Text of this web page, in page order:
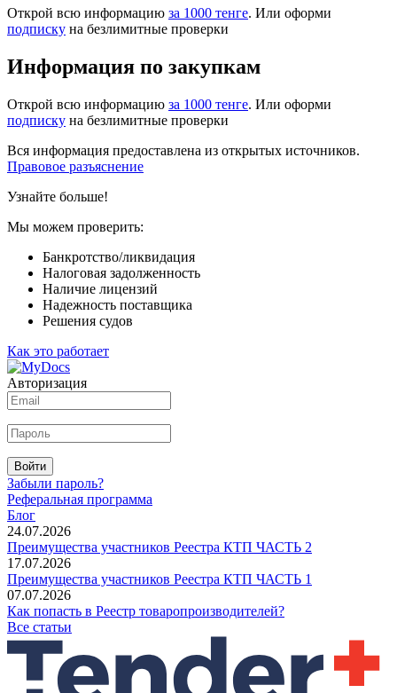
Открой всю информацию за 1000 тенге. Или оформи
подписку на безлимитные проверки
Информация по закупкам
Открой всю информацию за 1000 тенге. Или оформи
подписку на безлимитные проверки
Вся информация предоставлена из открытых источников.
Правовое разъяснение
Узнайте больше!
Мы можем проверить:
Банкротство/ликвидация
Налоговая задолженность
Наличие лицензий
Надежность поставщика
Решения судов
Как это работает
Авторизация
Войти
Забыли пароль?
Реферальная программа
Блог
24.07.2026
Преимущества участников Реестра КТП ЧАСТЬ 2
17.07.2026
Преимущества участников Реестра КТП ЧАСТЬ 1
07.07.2026
Как попасть в Реестр товаропроизводителей?
Все статьи